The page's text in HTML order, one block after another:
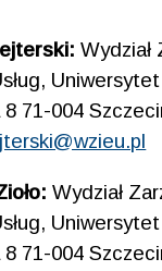
Wydział
8 71-004
Wydział
8 71-004